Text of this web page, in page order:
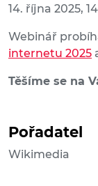
14. října 2025,
Webinář
internetu 2025
Těšíme se na
Pořadatel
Wikimedia